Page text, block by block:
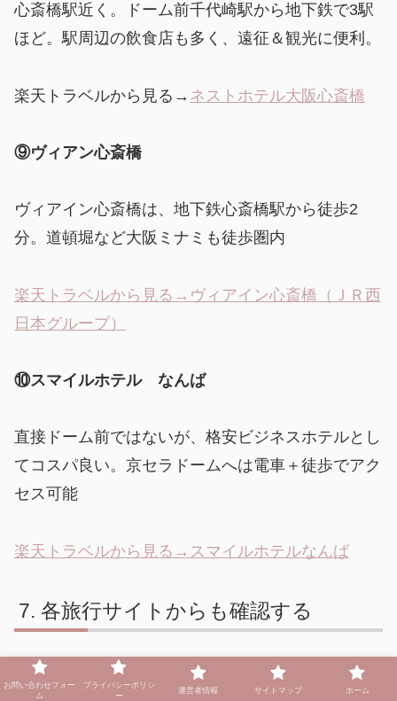
心斎橋駅近く。ドーム前千代崎駅から地下鉄で3駅
ほど。駅周辺の飲食店も多く、遠征＆観光に便利。
楽天トラベルから見る→ ネストホテル大阪心斎橋
⑨ヴィアン心斎橋
ヴィアイン心斎橋は、地下鉄心斎橋駅から徒歩2
分。道頓堀など大阪ミナミも徒歩圏内
楽天トラベルから見る→ヴィアイン心斎橋（ＪＲ西
日本グループ）
⑩スマイルホテル なんば
直接ドーム前ではないが、格安ビジネスホテルとし
てコスパ良い。京セラドームへは電車＋徒歩でアク
セス可能
楽天トラベルから見る→スマイルホテルなんば
各旅行サイトからも確認する
お問い合わせフォー
ム
プライバシーポリシ
ー
運営者情報 サイトマップ ホーム